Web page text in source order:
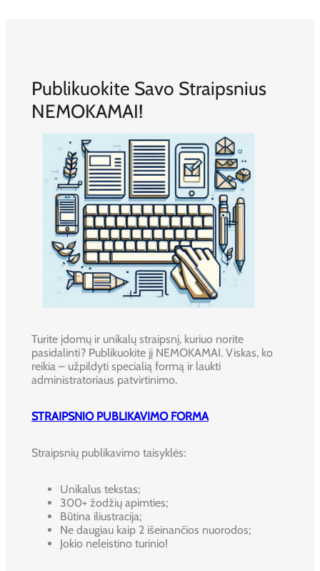
Publikuokite Savo Straipsnius
NEMOKAMAI!
Turite įdomų ir unikalų straipsnį, kuriuo norite
pasidalinti? Publikuokite jį NEMOKAMAI. Viskas, ko
reikia – užpildyti specialią formą ir laukti
administratoriaus patvirtinimo.
STRAIPSNIO PUBLIKAVIMO FORMA
Straipsnių publikavimo taisyklės:
Unikalus tekstas;
300+ žodžių apimties;
Būtina iliustracija;
Ne daugiau kaip 2 išeinančios nuorodos;
Jokio neleistino turinio!